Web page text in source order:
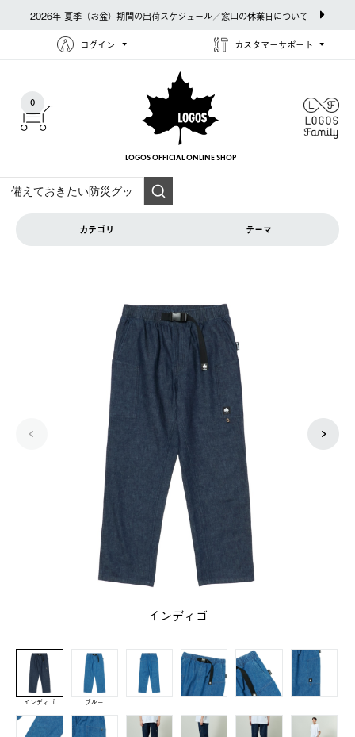
2026年 夏季（お盆）期間の出荷スケジュール／窓口の休業日について
ログイン カスタマーサポート
0
LOGOS OFFICIAL ONLINE SHOP
カテゴリ テーマ
インディゴ
インディゴ ブルー